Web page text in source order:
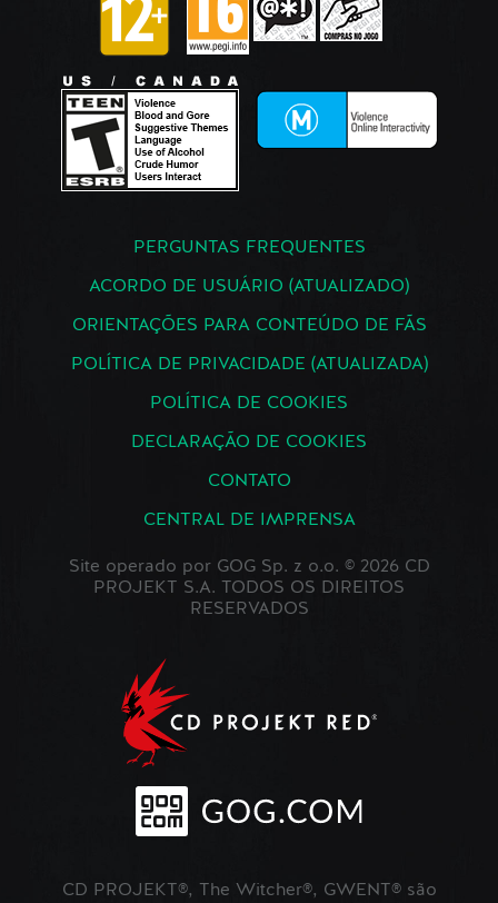
PERGUNTAS FREQUENTES
ACORDO DE USUÁRIO (ATUALIZADO)
ORIENTAÇÕES PARA CONTEÚDO DE FÃS
POLÍTICA DE PRIVACIDADE (ATUALIZADA)
POLÍTICA DE COOKIES
DECLARAÇÃO DE COOKIES
CONTATO
CENTRAL DE IMPRENSA
Site operado por GOG Sp. z o.o. © 2026 CD
PROJEKT S.A. TODOS OS DIREITOS
RESERVADOS
CD PROJEKT®, The Witcher®, GWENT® são